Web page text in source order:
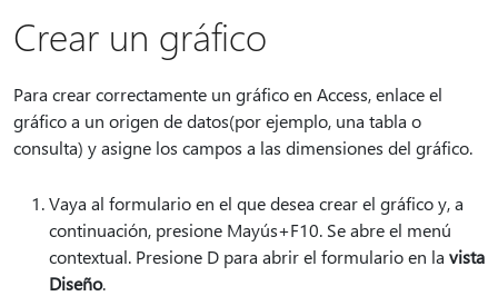
Crear un gráfico
Para crear correctamente un gráfico en Access, enlace el
gráfico a un origen de datos(por ejemplo, una tabla o
consulta) y asigne los campos a las dimensiones del gráfico.
Vaya al formulario en el que desea crear el gráfico y, a
continuación, presione Mayús+F10. Se abre el menú
contextual. Presione D para abrir el formulario en la vista
Diseño.